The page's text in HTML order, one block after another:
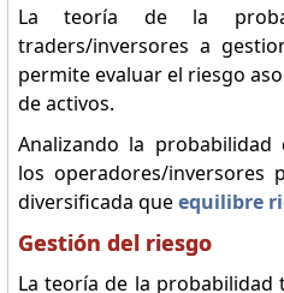
La teoría de la
traders/inversores a
permite evaluar el riesgo
de activos.
Analizando la
los operadores/inversores
diversificada queequilibre
Gestión del riesgo
La teoría de la